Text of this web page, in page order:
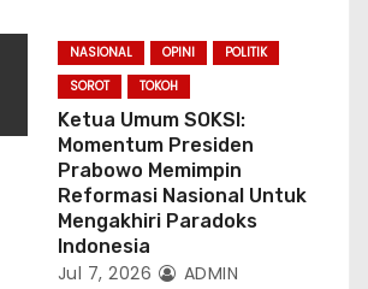
NASIONAL OPINI
POLITIK
SOROT
TOKOH
Ketua Umum SOKSI:
Momentum Presiden
Prabowo Memimpin
Reformasi Nasional Untuk
Mengakhiri Paradoks
Indonesia
Jul 7, 2026
ADMIN